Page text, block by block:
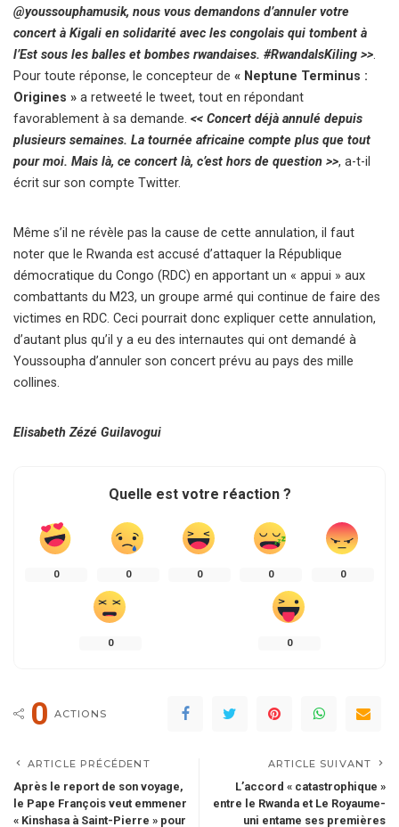
@youssouphamusik, nous vous demandons d’annuler votre
concert à Kigali en solidarité avec les congolais qui tombent à
l’Est sous les balles et bombes rwandaises. #RwandaIsKiling >>.
Pour toute réponse, le concepteur de « Neptune Terminus :
Origines » a retweeté le tweet, tout en répondant
favorablement à sa demande. << Concert déjà annulé depuis
plusieurs semaines. La tournée africaine compte plus que tout
pour moi. Mais là, ce concert là, c’est hors de question >>, a-t-il
écrit sur son compte Twitter.
Même s’il ne révèle pas la cause de cette annulation, il faut
noter que le Rwanda est accusé d’attaquer la République
démocratique du Congo (RDC) en apportant un « appui » aux
combattants du M23, un groupe armé qui continue de faire des
victimes en RDC. Ceci pourrait donc expliquer cette annulation,
d’autant plus qu’il y a eu des internautes qui ont demandé à
Youssoupha d’annuler son concert prévu au pays des mille
collines.
Elisabeth Zézé Guilavogui
Quelle est votre réaction ?
0 0 0 0 0
0 0
0 ACTIONS
ARTICLE PRÉCÉDENT
Après le report de son voyage,
le Pape François veut emmener
« Kinshasa à Saint-Pierre » pour
ARTICLE SUIVANT
L’accord « catastrophique »
entre le Rwanda et Le Royaume-
uni entame ses premières